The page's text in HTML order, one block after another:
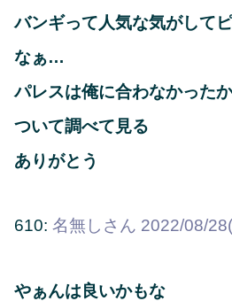
バンギって人気な気がして
なぁ…
パレスは俺に合わなかった
ついて調べて見る
ありがとう
610: 名無しさん 2022/08/
やぁんは良いかもな